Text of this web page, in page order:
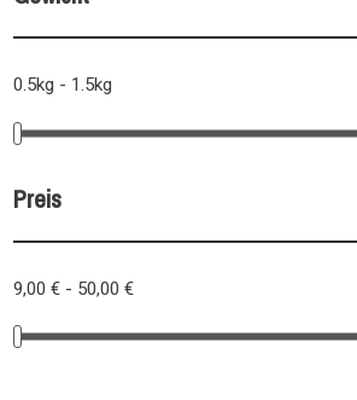
0.5kg - 1.5kg
Preis
9,00 € - 50,00 €